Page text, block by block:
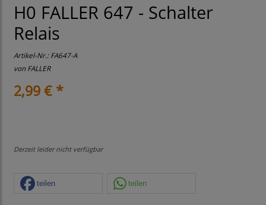
H0 FALLER 647 - Schalter
Relais
Artikel-Nr.:FA647-A
vonFALLER
2,99 € *
Derzeit leider nicht verfügbar
teilen teilen